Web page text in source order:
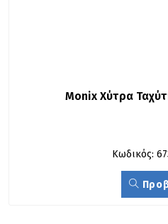
Monix Χύτρα
Κωδικός: